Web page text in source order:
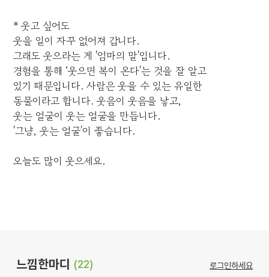
* 웃고 싶어도
웃을 일이 자꾸 없어져 갑니다.
그래도 웃으라는 게 '엄마의 말'입니다.
경험을 통해 ‘웃으면 복이 온다'는 것을 잘 알고
있기 때문입니다. 사람은 웃을 수 있는 유일한
동물이라고 합니다. 웃음이 웃음을 낳고,
웃는 얼굴이 웃는 얼굴을 만듭니다.
'그냥, 웃는 얼굴'이 좋습니다.
오늘도 많이 웃으세요.
느낌한마디 (22) 로그인하세요